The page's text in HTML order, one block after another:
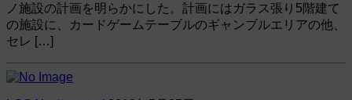
ノ施設の計画を明らかにした。計画にはガラス張り5階建て
の施設に、カードゲームテーブルのギャンブルエリアの他、
セレ […]